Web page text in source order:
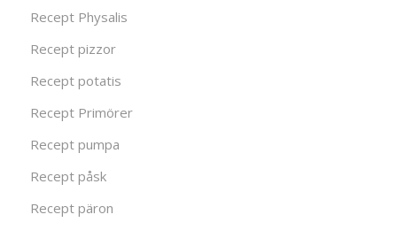
Recept Physalis
Recept pizzor
Recept potatis
Recept Primörer
Recept pumpa
Recept påsk
Recept päron